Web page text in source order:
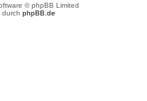
© phpBB Limited
durch phpBB.de